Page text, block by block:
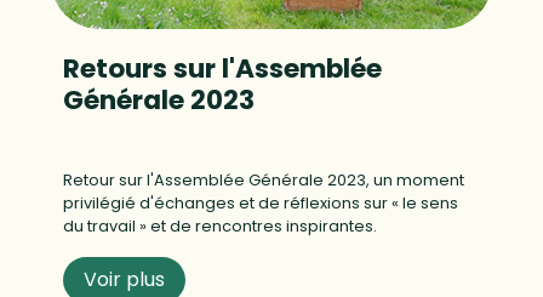
Retours sur l'Assemblée
Générale 2023
Retour sur l'Assemblée Générale 2023, un moment
privilégié d'échanges et de réflexions sur « le sens
du travail » et de rencontres inspirantes.
Voir plus